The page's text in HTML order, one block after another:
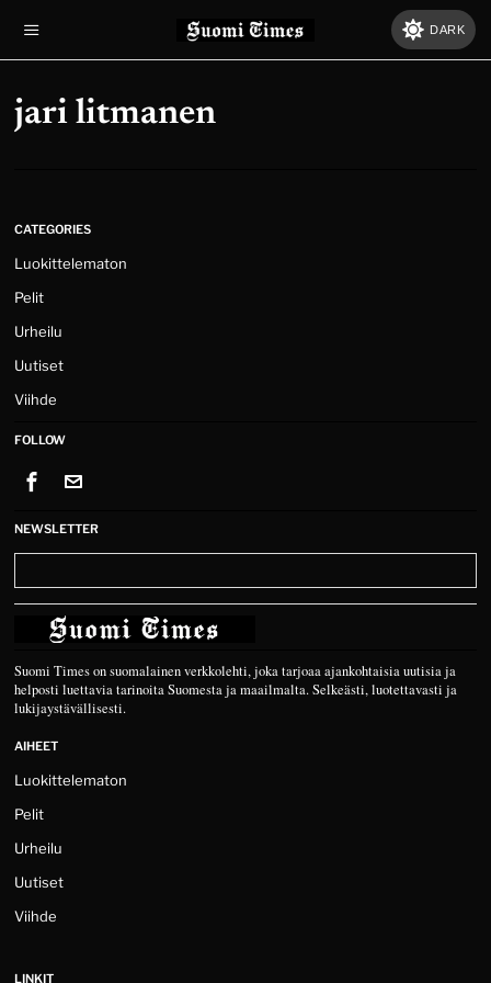
DARK
jari litmanen
CATEGORIES
Luokittelematon
Pelit
Urheilu
Uutiset
Viihde
FOLLOW
NEWSLETTER
Suomi Times on suomalainen verkkolehti, joka tarjoaa ajankohtaisia uutisia ja
helposti luettavia tarinoita Suomesta ja maailmalta. Selkeästi, luotettavasti ja
lukijaystävällisesti.
AIHEET
Luokittelematon
Pelit
Urheilu
Uutiset
Viihde
LINKIT